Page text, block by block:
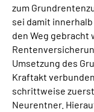
Inhalte in
Leichte
Suche
zum
sei damit
den Weg gebracht
Umsetzung des
Kraftakt
schrittweise
Neurentner.